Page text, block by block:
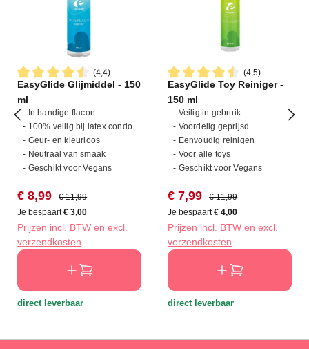
(4,4)
Gemiddelde waardering van 4.4 van 5 sterren
EasyGlide Glijmiddel - 150
ml
- In handige flacon
- 100% veilig bij latex condooms
- Geur- en kleurloos
- Neutraal van smaak
- Geschikt voor Vegans
Verkoopprijs:
€ 8,99 Normale prijs:
€ 11,99
Je bespaart€ 3,00
Prijzen incl. BTW en excl.
verzendkosten
direct leverbaar
(4,5)
Gemiddelde waardering van
EasyGlide Toy Reiniger -
150 ml
- Veilig in gebruik
- Voordelig geprijsd
- Eenvoudig reinigen
- Voor alle toys
- Geschikt voor Vegans
Verkoopprijs:
€ 7,99 Normale prijs:
€ 11,99
Je bespaart€ 4,00
Prijzen incl. BTW en excl.
verzendkosten
direct leverbaar